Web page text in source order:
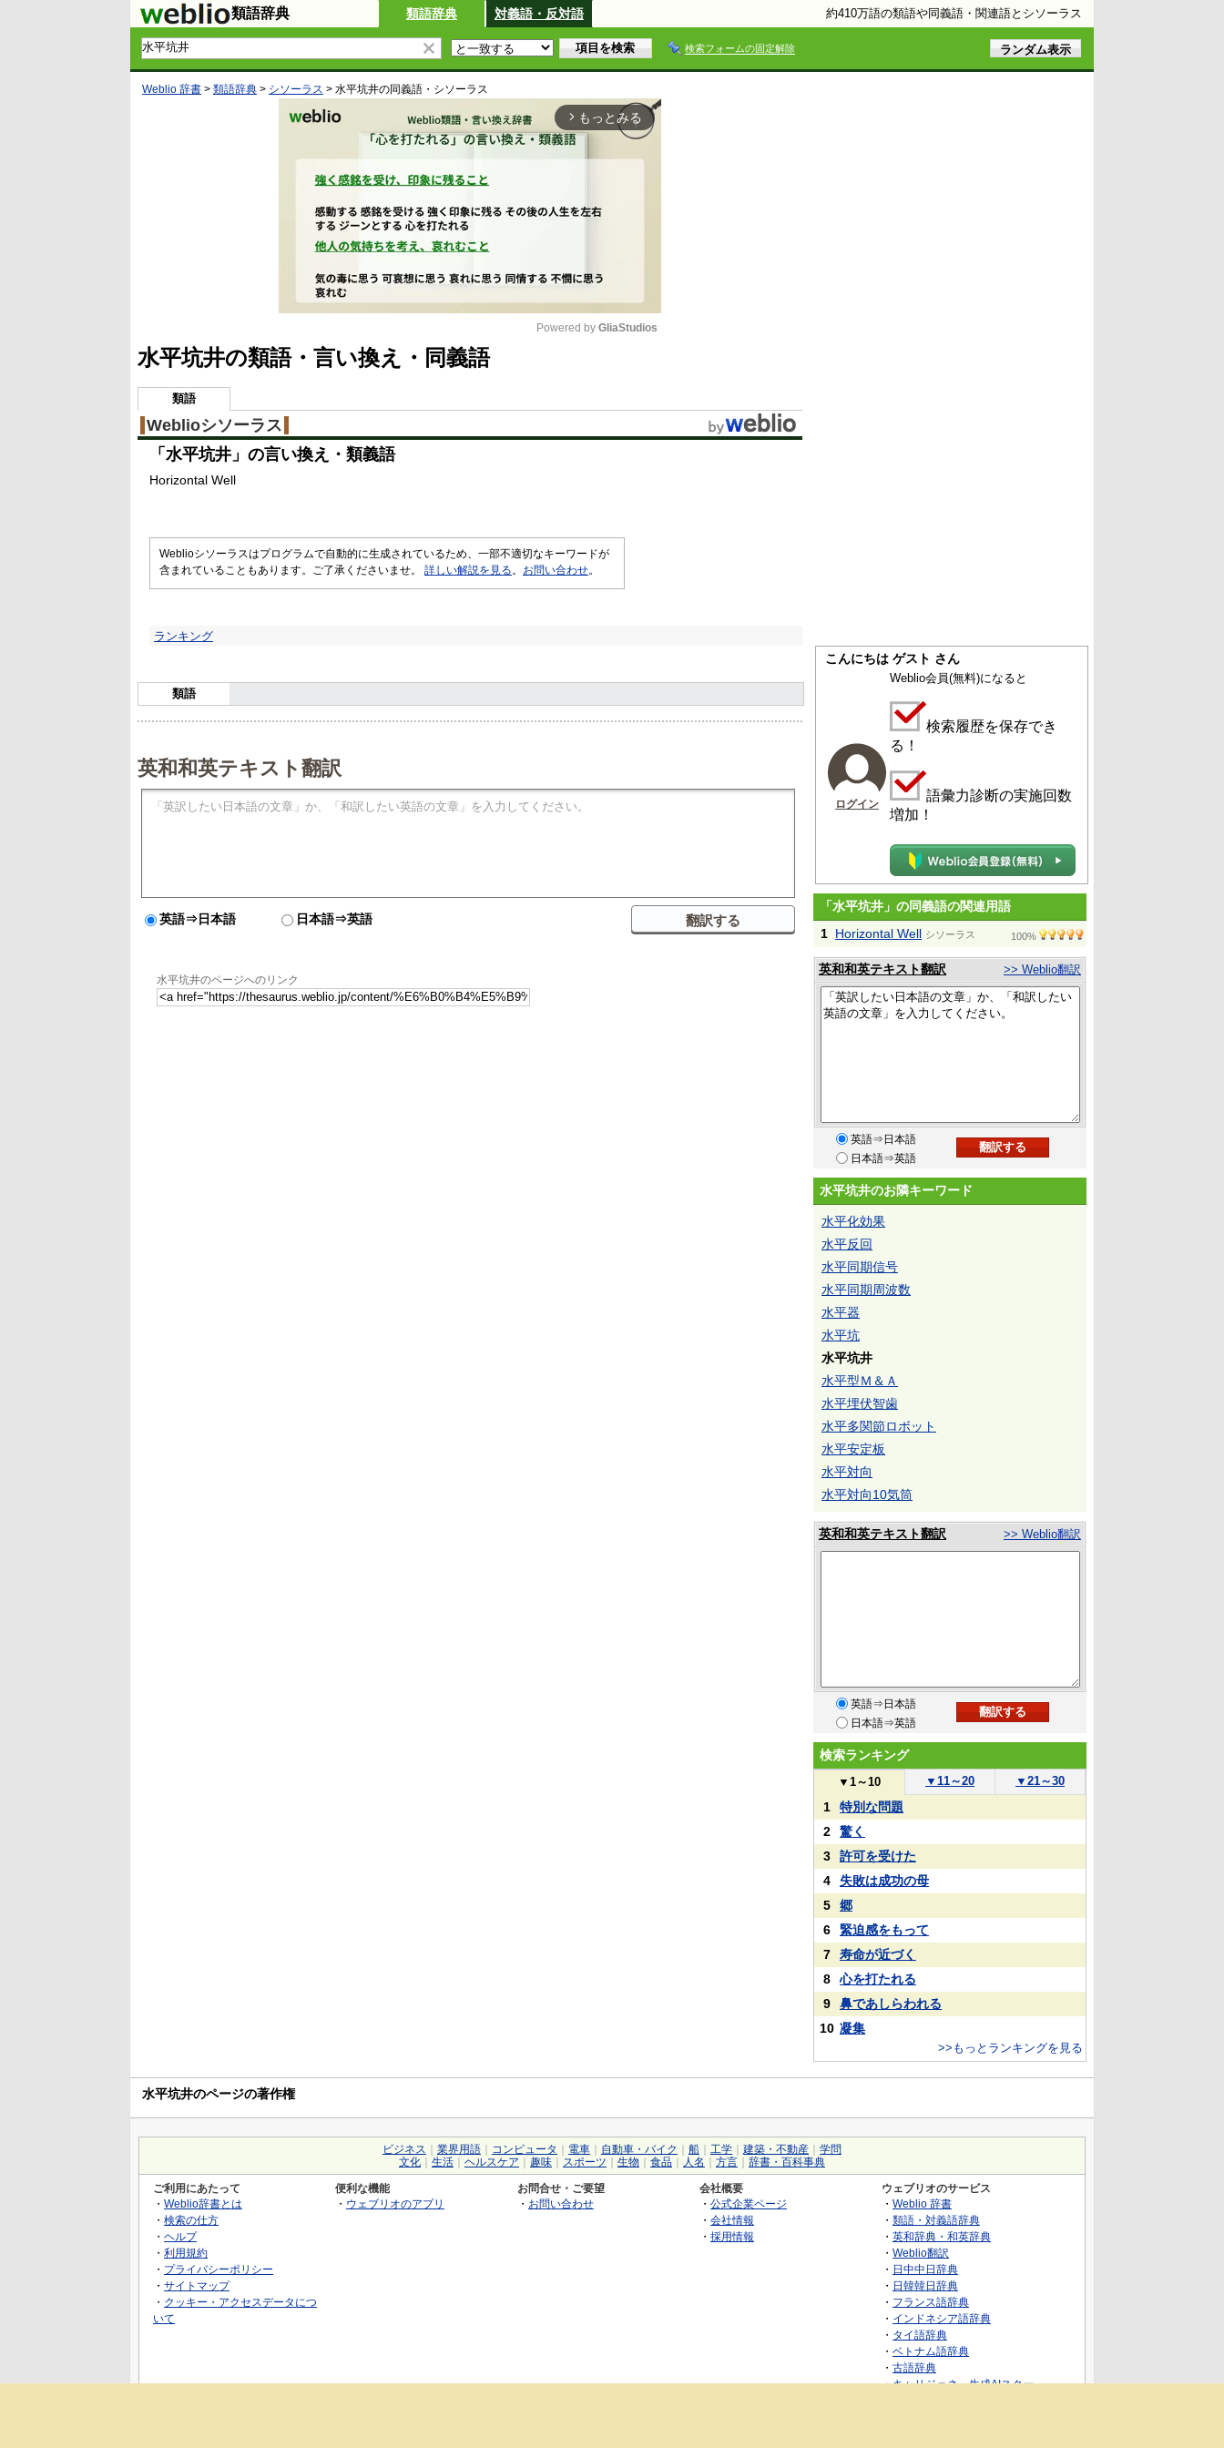
類語辞典 類語辞典 対義語・反対語 約410万語の類語や同義語・関連語とシソーラス
検索フォームの固定解除
Weblio 辞書 > 類語辞典 > シソーラス > 水平坑井の同義語・シソーラス
arrow_forward_ios もっとみる
Powered by GliaStudios
水平坑井の類語・言い換え・同義語
類語
Weblioシソーラス
「 水平坑井 」の言い換え・類義語
Horizontal Well
Weblioシソーラスはプログラムで自動的に生成されているため、一部不適切なキーワードが
含まれていることもあります。ご了承くださいませ。 詳しい解説を見る 。 お問い合わせ。
ランキング
類語
英和和英テキスト翻訳
英語⇒日本語 日本語⇒英語
水平坑井のページへのリンク
こんにちは ゲスト さん
ログイン
Weblio会員(無料)になると
検索履歴を保存でき
る！
語彙力診断の実施回数
増加！
「水平坑井」の同義語の関連用語
1 Horizontal Well シソーラス 100%
英和和英テキスト翻訳 >> Weblio翻訳
英語⇒日本語
日本語⇒英語
水平坑井のお隣キーワード
水平化効果
水平反回
水平同期信号
水平同期周波数
水平器
水平坑
水平坑井
水平型Ｍ＆Ａ
水平埋伏智歯
水平多関節ロボット
水平安定板
水平対向
水平対向10気筒
英和和英テキスト翻訳 >> Weblio翻訳
英語⇒日本語
日本語⇒英語
検索ランキング
▼ 1～10 ▼ 11～20 ▼ 21～30
1
特別な問題
2
驚く
3
許可を受けた
4
失敗は成功の母
5
郷
6
緊迫感をもって
7
寿命が近づく
8
心を打たれる
9
鼻であしらわれる
10 凝集
>>もっとランキングを見る
水平坑井のページの著作権
ビジネス 業界用語 コンピュータ 電車 自動車・バイク 船 工学 建築・不動産
学問
文化
生活 ヘルスケア 趣味 スポーツ 生物 食品 人名 方言 辞書・百科事典
ご利用にあたって
・ Weblio辞書とは
・ 検索の仕方
・ ヘルプ
・ 利用規約
・ プライバシーポリシー
・ サイトマップ
・ クッキー・アクセスデータにつ
いて
便利な機能
・ ウェブリオのアプリ
お問合せ・ご要望
・ お問い合わせ
会社概要
・ 公式企業ページ
・ 会社情報
・ 採用情報
ウェブリオのサービス
・ Weblio 辞書
・ 類語・対義語辞典
・ 英和辞典・和英辞典
・ Weblio翻訳
・ 日中中日辞典
・ 日韓韓日辞典
・ フランス語辞典
・ インドネシア語辞典
・ タイ語辞典
・ ベトナム語辞典
・ 古語辞典
・キャリジェネ～生成AIスクー